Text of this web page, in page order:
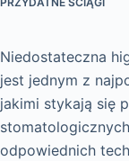
Niedostateczna
jest jednym z
jakimi stykają się
odpowiednich